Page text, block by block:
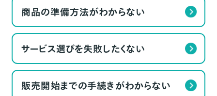
商品の準備方法がわからない
サービス選びを失敗したくない
販売開始までの手続きがわからない